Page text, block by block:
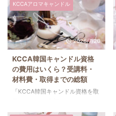
KCCAアロマキャンドル
2026/7/20
KCCA韓国キャンドル資格
の費用はいくら？受講料・
材料費・取得までの総額
「KCCA韓国キャンドル資格を取
の？」 「受講料以外にも材料費